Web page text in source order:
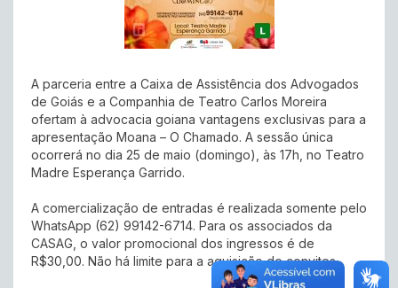
A parceria entre a Caixa de Assistência dos Advogados
de Goiás e a Companhia de Teatro Carlos Moreira
ofertam à advocacia goiana vantagens exclusivas para a
apresentação Moana – O Chamado. A sessão única
ocorrerá no dia 25 de maio (domingo), às 17h, no Teatro
Madre Esperança Garrido.
A comercialização de entradas é realizada somente pelo
WhatsApp (62) 99142-6714. Para os associados da
CASAG, o valor promocional dos ingressos é de
R$30,00. Não há limite para a aquisição de convites.